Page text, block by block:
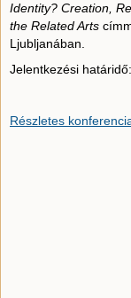
Identity? Creation,
the Related Arts
Ljubljanában.
Jelentkezési
Részletes